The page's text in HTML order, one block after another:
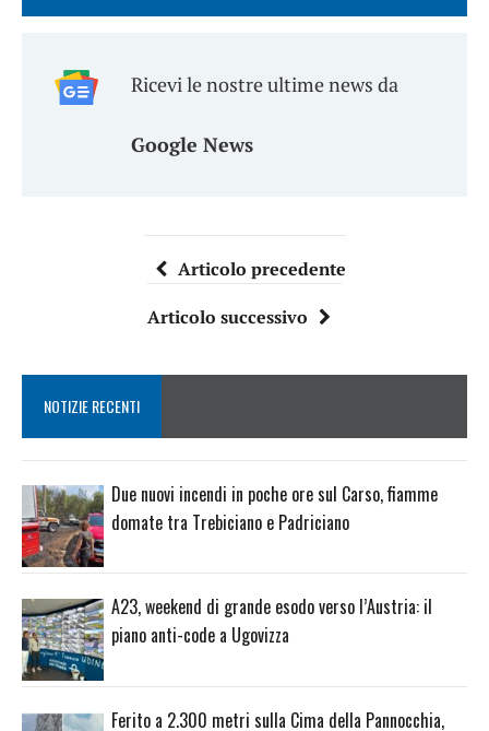
Ricevi le nostre ultime news da
Google News
Articolo precedente
Articolo successivo
NOTIZIE RECENTI
Due nuovi incendi in poche ore sul Carso, fiamme
domate tra Trebiciano e Padriciano
A23, weekend di grande esodo verso l’Austria: il
piano anti-code a Ugovizza
Ferito a 2.300 metri sulla Cima della Pannocchia,